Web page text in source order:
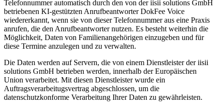
Telefonnummer automatisch durch den von der iisii solutions GmbH
betriebenen KI-gestützten Anrufbeantworter DokFee Voice
wiedererkannt, wenn sie von dieser Telefonnummer aus eine Praxis
anrufen, die den Anrufbeantworter nutzen. Es besteht weiterhin die
Möglichkeit, Daten von Familienangehörigen einzugeben und für
diese Termine anzulegen und zu verwalten.
Die Daten werden auf Servern, die von einem Dienstleister der iisii
solutions GmbH betrieben werden, innerhalb der Europäischen
Union verarbeitet. Mit diesen Dienstleister wurde ein
Auftragsverarbeitugsvertrag abgeschlossen, um die
datenschutzkonforme Verarbeitung Ihrer Daten zu gewährleisten.